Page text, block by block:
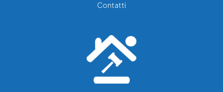
Contatti